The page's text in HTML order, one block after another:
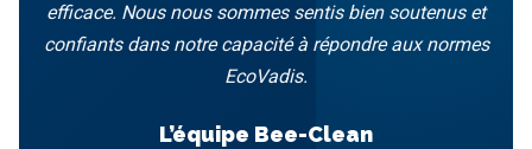
efficace. Nous nous sommes sentis bien soutenus et
confiants dans notre capacité à répondre aux normes
EcoVadis.
L’équipe Bee-Clean